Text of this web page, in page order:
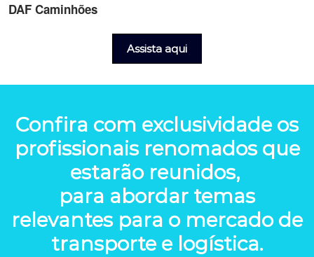
DAF Caminhões
Assista aqui
Confira com exclusividade os
profissionais renomados que
estarão reunidos,
para abordar temas
relevantes para o mercado de
transporte e logística.